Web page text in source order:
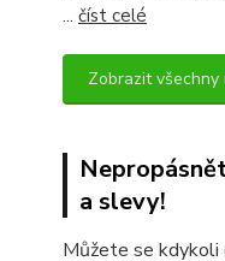
... číst celé
Zobrazit všechny
a slevy!
Můžete se kdykoli